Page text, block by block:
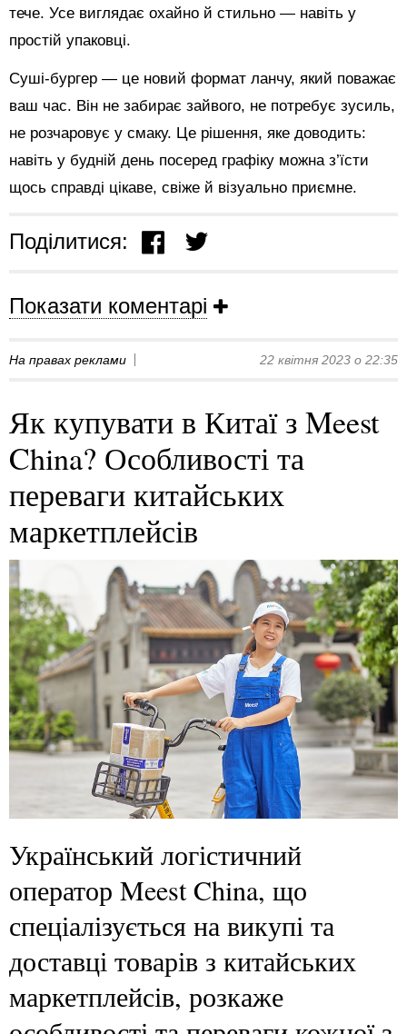
тече. Усе виглядає охайно й стильно — навіть у
простій упаковці.
Суші-бургер — це новий формат ланчу, який поважає
ваш час. Він не забирає зайвого, не потребує зусиль,
не розчаровує у смаку. Це рішення, яке доводить:
навіть у будній день посеред графіку можна з’їсти
щось справді цікаве, свіже й візуально приємне.
Поділитися:
Показати коментарі
На правах реклами 22 квітня 2023 о 22:35
Як купувати в Китаї з Meest
China? Особливості та
переваги китайських
маркетплейсів
Український логістичний
оператор Meest China, що
спеціалізується на викупі та
доставці товарів з китайських
маркетплейсів, розкаже